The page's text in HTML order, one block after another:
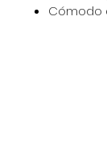
Cómodo